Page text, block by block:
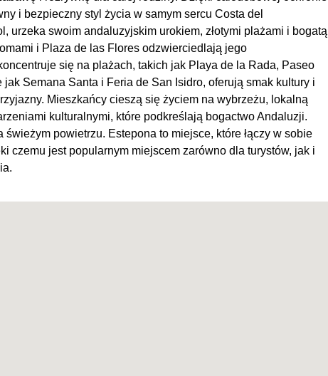
i bezpieczny styl życia w samym sercu Costa del
urzeka swoim andaluzyjskim urokiem, złotymi plażami i bogatą
i Plaza de las Flores odzwierciedlają jego
się na plażach, takich jak Playa de la Rada, Paseo
Semana Santa i Feria de San Isidro, oferują smak kultury i
Mieszkańcy cieszą się życiem na wybrzeżu, lokalną
kulturalnymi, które podkreślają bogactwo Andaluzji.
powietrzu. Estepona to miejsce, które łączy w sobie
czemu jest popularnym miejscem zarówno dla turystów, jak i